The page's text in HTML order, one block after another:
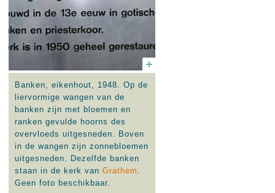
Banken, eikenhout, 1948. Op de
liervormige wangen van de
banken zijn met bloemen en
ranken gevulde hoorns des
overvloeds uitgesneden. Boven
in de wangen zijn zonnebloemen
uitgesneden. Dezelfde banken
staan in de kerk van Grathem .
Geen foto beschikbaar.